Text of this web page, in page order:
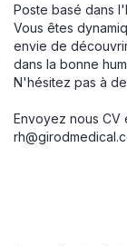
Poste basé dans
Vous êtes
envie de
dans la bonne
N'hésitez pas à
Envoyez nous CV